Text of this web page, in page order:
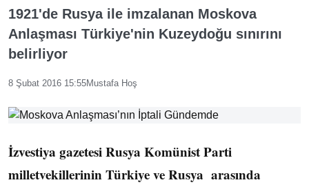
1921'de Rusya ile imzalanan Moskova
Anlaşması Türkiye'nin Kuzeydoğu sınırını
belirliyor
8 Şubat 2016 15:55Mustafa Hoş
İzvestiya gazetesi Rusya Komünist Parti
milletvekillerinin Türkiye ve Rusya arasında